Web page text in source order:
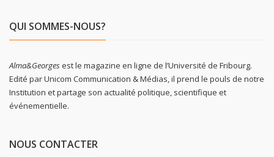
QUI SOMMES-NOUS?
Alma&Georgesest le magazine en ligne de l’Université de Fribourg.
Edité par Unicom Communication & Médias, il prend le pouls de notre
Institution et partage son actualité politique, scientifique et
événementielle.
NOUS CONTACTER